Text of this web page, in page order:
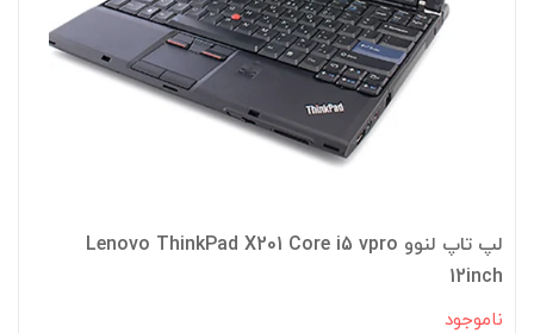
لپ تاپ لنوو Lenovo ThinkPad X201 Core i5 vpro
12inch
ناموجود